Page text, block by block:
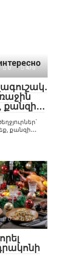
0 470
քանզի․․․
0 576